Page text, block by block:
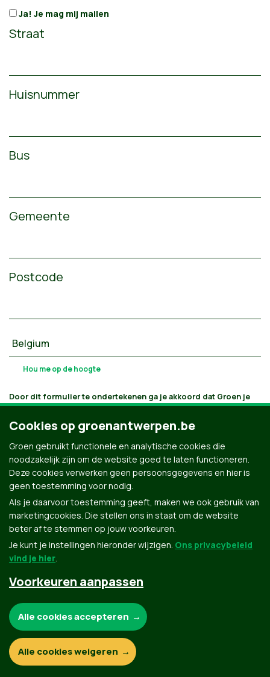
Ja! Je mag mij mailen
Straat
Huisnummer
Bus
Gemeente
Postcode
Door dit formulier te ondertekenen ga je akkoord dat Groen je
gegevens verwerkt en bijhoudt volgenshaar privacybeleid. Als je
aanvinkt dat je e-mails wilt ontvangen, houden we je op de
hoogte volgens je interesses. Je kan je gegevens opvragen,
laten verbeteren of laten verwijderen.
Groen.be
© Copyright Groen 2026 | Gemaakt met NationBuilder
Contact Privacybeleid
Cookies op groenantwerpen.be
Groen gebruikt functionele en analytische cookies die
noodzakelijk zijn om de website goed te laten functioneren.
Deze cookies verwerken geen persoonsgegevens en hier is
geen toestemming voor nodig.
Als je daarvoor toestemming geeft, maken we ook gebruik van
marketingcookies. Die stellen ons in staat om de website
beter af te stemmen op jouw voorkeuren.
Je kunt je instellingen hieronder wijzigen. Ons privacybeleid
vind je hier.
Voorkeuren aanpassen
Functionele en analytische cookies:
Alle cookies accepteren
Alle cookies weigeren